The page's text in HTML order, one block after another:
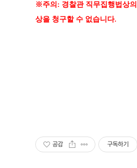
※주의: 경찰관 직무집행법상
상을 청구할 수 없습니다.
공감 구독하기